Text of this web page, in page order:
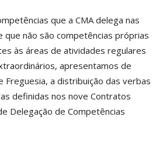
que a CMA delega nas
que não são competências próprias
às áreas de atividades regulares
apresentamos de
Freguesia, a distribuição das verbas
definidas nos nove Contratos
Delegação de Competências